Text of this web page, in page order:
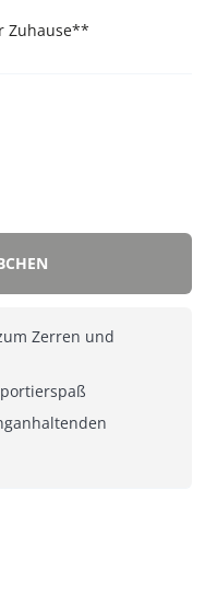
Zuhause**
Zerren und